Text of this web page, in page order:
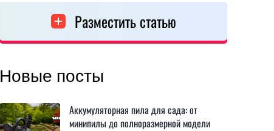
Разместить статью
Новые посты
Аккумуляторная пила для сада: от
минипилы до полноразмерной модели